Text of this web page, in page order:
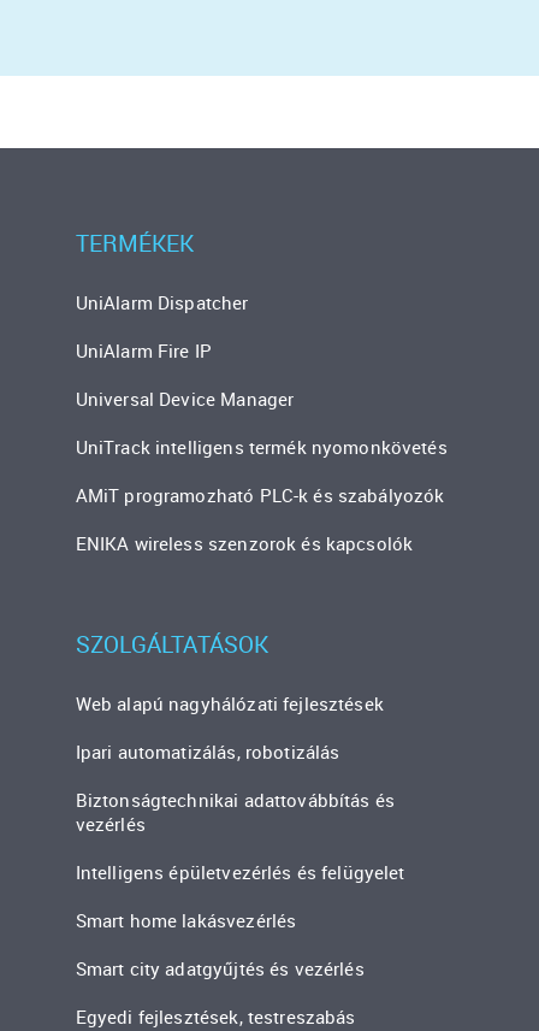
TERMÉKEK
UniAlarm Dispatcher
UniAlarm Fire IP
Universal Device Manager
UniTrack intelligens termék nyomonkövetés
AMiT programozható PLC-k és szabályozók
ENIKA wireless szenzorok és kapcsolók
SZOLGÁLTATÁSOK
Web alapú nagyhálózati fejlesztések
Ipari automatizálás, robotizálás
Biztonságtechnikai adattovábbítás és
vezérlés
Intelligens épületvezérlés és felügyelet
Smart home lakásvezérlés
Smart city adatgyűjtés és vezérlés
Egyedi fejlesztések, testreszabás